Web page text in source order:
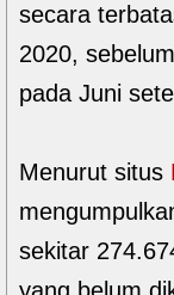
secara
2020,
pada Juni
Menurut situs
sekitar